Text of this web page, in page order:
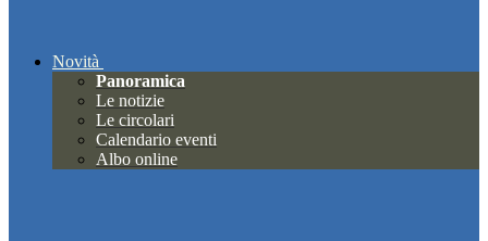
Novità
Panoramica
Le notizie
Le circolari
Calendario eventi
Albo online